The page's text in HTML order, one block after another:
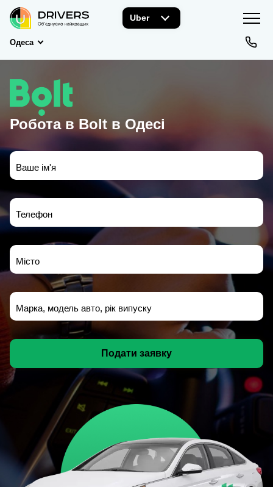
Uber
Одеса
Робота в Bolt в Одесі
Ваше ім'я
Телефон
Місто
Марка, модель авто, рік випуску
Подати заявку